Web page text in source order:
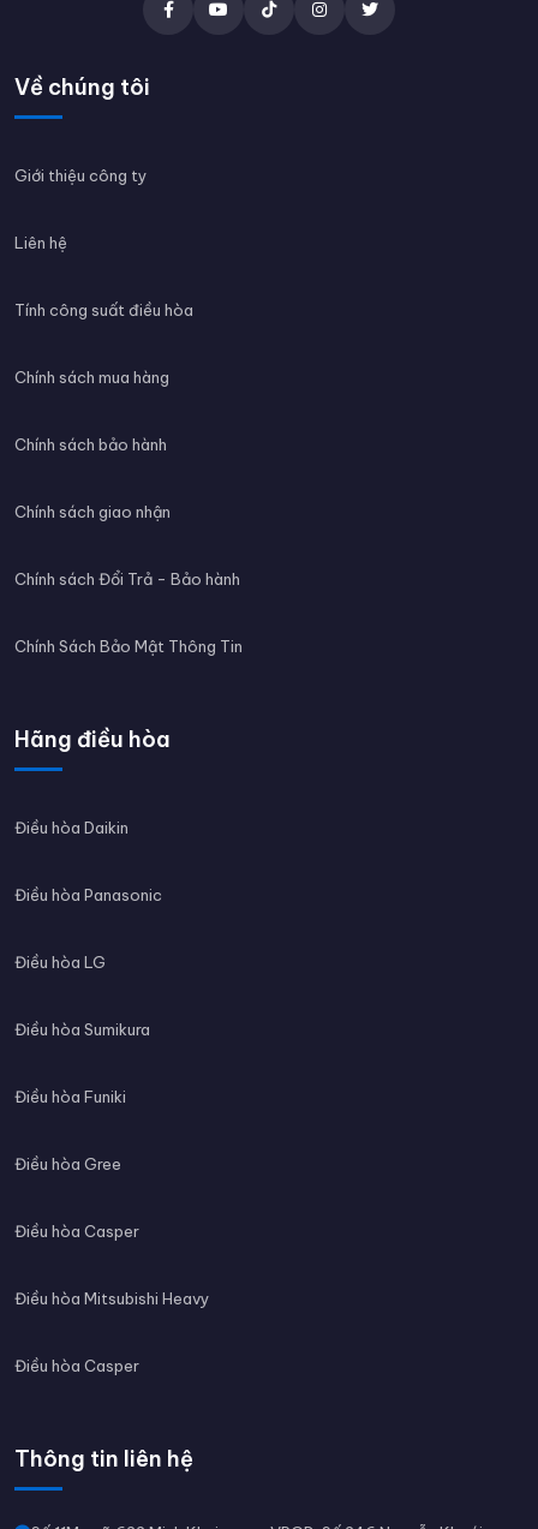
Về chúng tôi
Giới thiệu công ty
Liên hệ
Tính công suất điều hòa
Chính sách mua hàng
Chính sách bảo hành
Chính sách giao nhận
Chính sách Đổi Trả - Bảo hành
Chính Sách Bảo Mật Thông Tin
Hãng điều hòa
Điều hòa Daikin
Điều hòa Panasonic
Điều hòa LG
Điều hòa Sumikura
Điều hòa Funiki
Điều hòa Gree
Điều hòa Casper
Điều hòa Mitsubishi Heavy
Điều hòa Casper
Thông tin liên hệ